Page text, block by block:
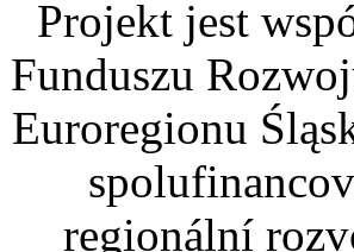
Projekt jest
Funduszu
Euroregionu
regionální